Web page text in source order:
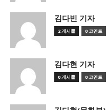
김다빈 기자
2 게시물 0 코멘트
김다현 기자
0 게시물 0 코멘트